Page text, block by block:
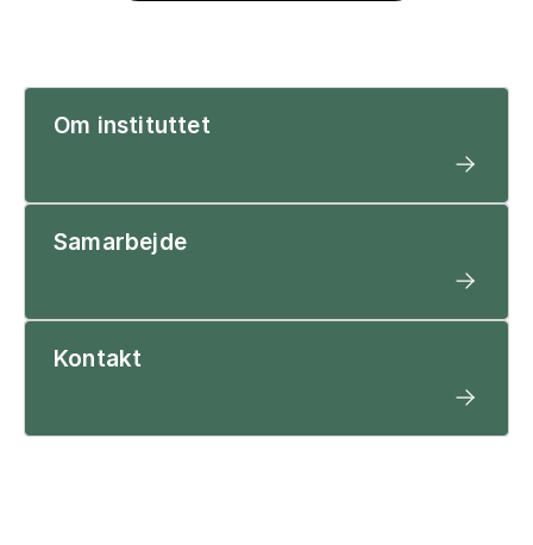
Om instituttet
Samarbejde
Kontakt